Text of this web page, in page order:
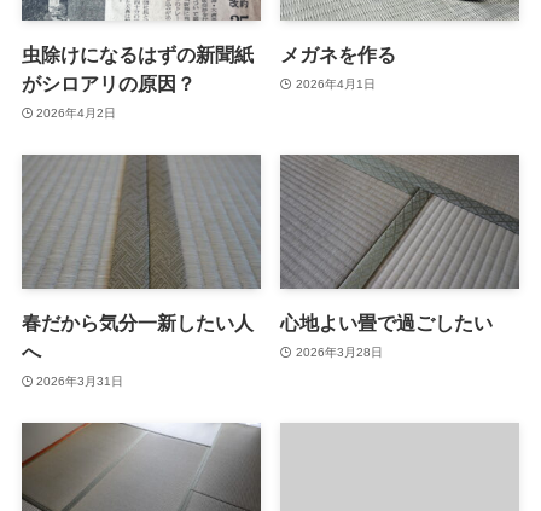
虫除けになるはずの新聞紙
がシロアリの原因？
2026年4月2日
メガネを作る
2026年4月1日
春だから気分一新したい人
へ
2026年3月31日
心地よい畳で過ごしたい
2026年3月28日